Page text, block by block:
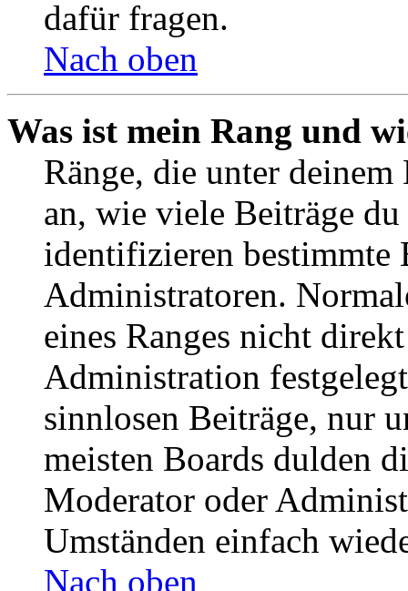
dafür fragen.
Nach oben
Was ist mein Rang und
Ränge, die unter deinem
an, wie viele Beiträge
identifizieren bestimmte
Administratoren.
eines Ranges nicht
Administration
sinnlosen Beiträge, nur
meisten Boards dulden
Moderator oder
Umständen einfach
Nach oben